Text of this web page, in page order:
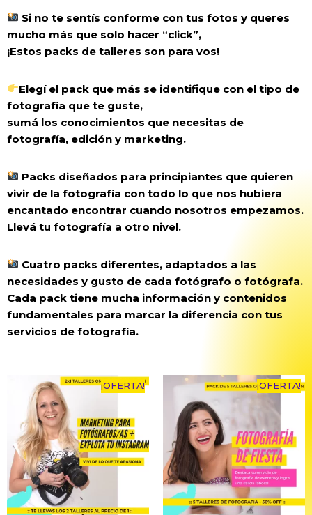
Si no te sentís conforme con tus fotos y queres
mucho más que solo hacer “click”,
¡Estos packs de talleres son para vos!
Elegí el pack que más se identifique con el tipo de
fotografía que te guste,
sumá los conocimientos que necesitas de
fotografía, edición y marketing.
Packs diseñados para principiantes que quieren
vivir de la fotografía con todo lo que nos hubiera
encantado encontrar cuando nosotros empezamos.
Llevá tu fotografía a otro nivel.
Cuatro packs diferentes, adaptados a las
necesidades y gusto de cada fotógrafo o fotógrafa.
Cada pack tiene mucha información y contenidos
fundamentales para marcar la diferencia con tus
servicios de fotografía.
¡OFERTA! ¡OFERTA!